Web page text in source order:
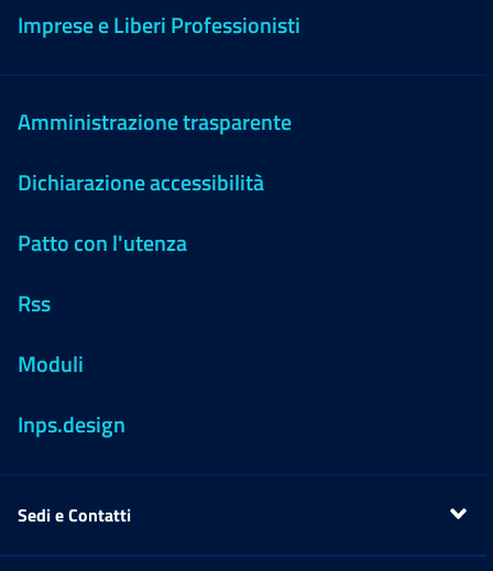
Imprese e Liberi Professionisti
Amministrazione trasparente
Dichiarazione accessibilità
Patto con l'utenza
Rss
Moduli
Inps.design
Sedi e Contatti